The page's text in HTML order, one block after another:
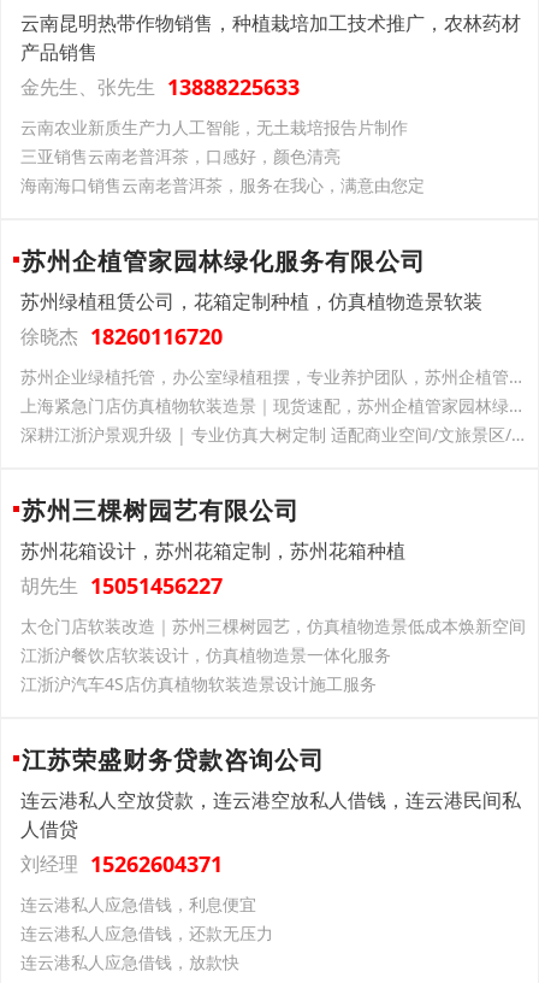
云南昆明热带作物销售，种植栽培加工技术推广，农林药材
产品销售
金先生、张先生 13888225633
云南‌农业新质生产力‌人工智能，无土栽培报告片制作
三亚销售云南老普洱茶，口感好，颜色清亮
海南海口销售云南老普洱茶，服务在我心，满意由您定
苏州企植管家园林绿化服务有限公司
苏州绿植租赁公司，花箱定制种植，仿真植物造景软装
徐晓杰 18260116720
苏州企业绿植托管，办公室绿植租摆，专业养护团队，苏州企植管家园林绿化一站式服务
上海紧急门店仿真植物软装造景｜现货速配，苏州企植管家园林绿化解你开业燃眉之急
深耕江浙沪景观升级 | 专业仿真大树定制 适配商业空间/文旅景区/厂区园区
苏州三棵树园艺有限公司
苏州花箱设计，苏州花箱定制，苏州花箱种植
胡先生 15051456227
太仓门店软装改造｜苏州三棵树园艺，仿真植物造景低成本焕新空间
江浙沪餐饮店软装设计，仿真植物造景一体化服务
江浙沪汽车4S店仿真植物软装造景设计施工服务
江苏荣盛财务贷款咨询公司
连云港私人空放贷款，连云港空放私人借钱，连云港民间私
人借贷
刘经理 15262604371
连云港私人应急借钱，利息便宜
连云港私人应急借钱，还款无压力
连云港私人应急借钱，放款快